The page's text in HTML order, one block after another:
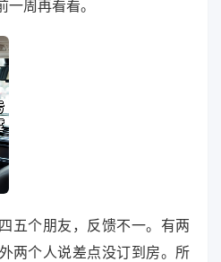
周再看看。
五个朋友，反馈不一。有两
两个人说差点没订到房。所